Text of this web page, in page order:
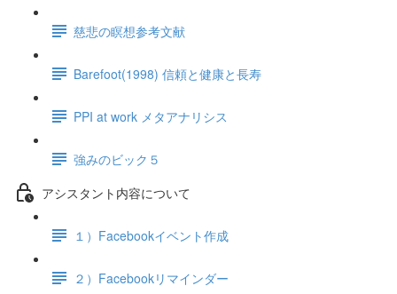
慈悲の瞑想参考文献
Barefoot(1998) 信頼と健康と長寿
PPI at work メタアナリシス
強みのビック５
アシスタント内容について
１）Facebookイベント作成
２）Facebookリマインダー